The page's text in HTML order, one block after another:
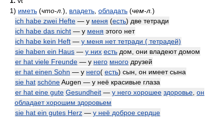
1) иметь (что-л. ) владеть обладать (чем-л. )
ich habe zwei Hefte — у меня (есть) две тетради
ich habe das nicht — у меня этого нет
ich habe kein Heft — у меня нет тетради ( тетрадей)
sie haben ein Haus — у них есть дом, они владеют домом
er hat viele Freunde — у него много друзей
er hat einen Sohn — у него( есть) сын, он имеет сына
sie hat schöneAugen — у неё красивые глаза
er hat eine gute Gesundheit — у него хорошее здоровье он
обладает хорошим здоровьем
sie hat ein gutes Herz — у неё доброе сердце